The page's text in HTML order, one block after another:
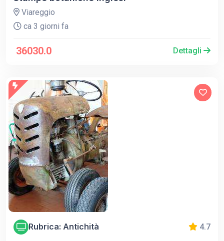
Viareggio
ca 3 giorni fa
36030.0 Dettagli
Rubrica: Antichità 4.7